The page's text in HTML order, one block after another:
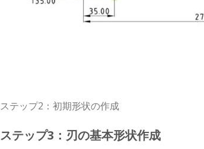
ステップ2：初期形状の作成
ステップ3：刃の基本形状作成